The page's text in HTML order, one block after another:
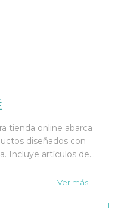
tienda online abarca
diseñados con
Incluye artículos de...
Ver más